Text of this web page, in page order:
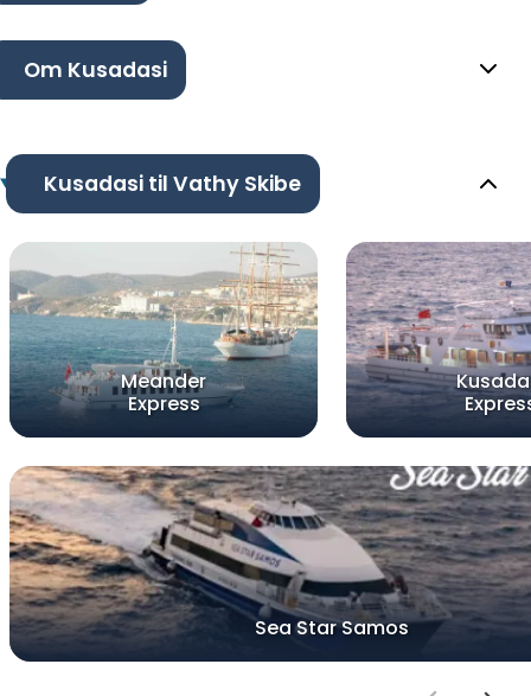
Om Kusadasi
Kusadasi til Vathy Skibe
Meander
Express
Sea Star Samos